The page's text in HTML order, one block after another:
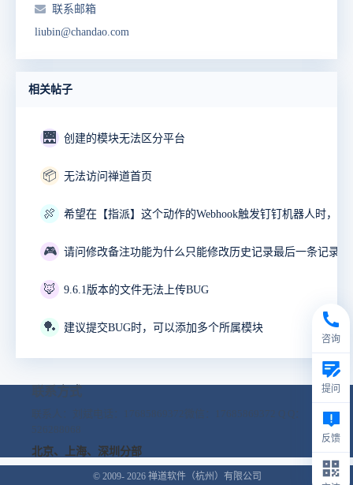
联系邮箱
liubin@chandao.com
相关帖子
🌉 创建的模块无法区分平台
📦 无法访问禅道首页
🍖
🎮
🦊 9.6.1版本的文件无法上传BUG
🏓 建议提交BUG时，可以添加多个所属模块
联系方式
联系人：刘斌 电话：17685869372 微信：17685869372
526288068
北京、上海、深圳分部
© 2009- 2026 禅道软件（杭州）有限公司
咨询
提问
反馈